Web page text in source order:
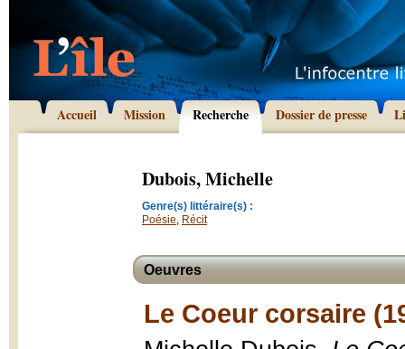
Accueil Mission Recherche Dossier de presse
Dubois, Michelle
Genre(s) littéraire(s) :
Poésie, Récit
Oeuvres
Le Coeur corsaire